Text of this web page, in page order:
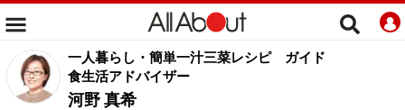
一人暮らし・簡単一汁三菜レシピ
ガイド
食生活アドバイザー
河野 真希